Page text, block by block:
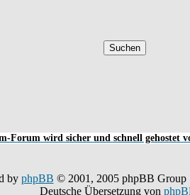
Forum wird sicher und schnell gehostet
by phpBB © 2001, 2005 phpBB Group
Deutsche Übersetzung von